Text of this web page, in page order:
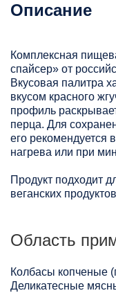
Описание
Комплексная
спайсер» от
Вкусовая палитра
вкусом красного
профиль
перца. Для
его рекомендуется
нагрева или при
Продукт подходит
веганских
Область
Колбасы копченые
Деликатесные